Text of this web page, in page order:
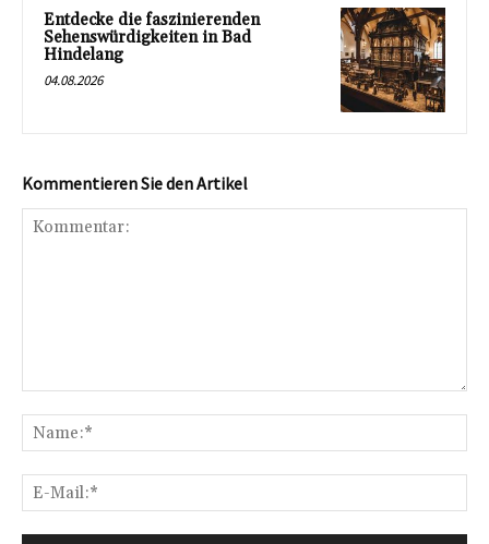
Entdecke die faszinierenden
Sehenswürdigkeiten in Bad
Hindelang
04.08.2026
Kommentieren Sie den Artikel